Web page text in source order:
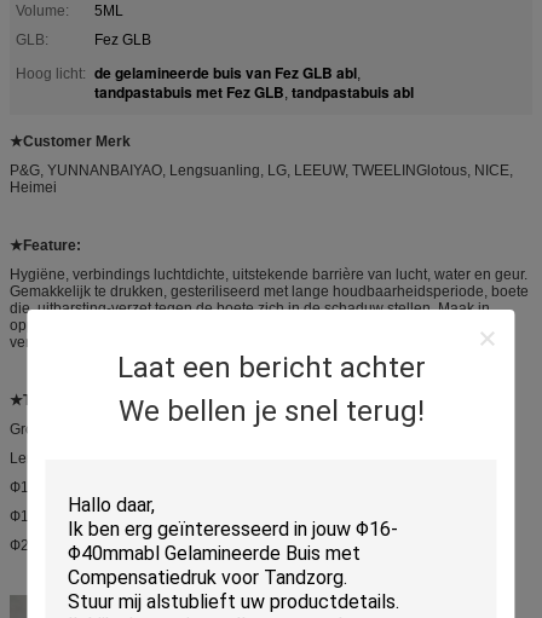
Laat een bericht achter
We bellen je snel terug!
Volume:
5ML
GLB:
Fez GLB
Hoog licht: de gelamineerde buis van Fez GLB abl,
tandpastabuis met Fez GLB, tandpastabuis abl
★Customer Merk
P&G, YUNNANBAIYAO, Lengsuanling, LG, LEEUW, TWEELINGlotous, NICE,
Heimei
★Feature:
Hygiëne, verbindings luchtdichte, uitstekende barrière van lucht, water en geur.
Gemakkelijk te drukken, gesteriliseerd met lange houdbaarheidsperiode, boete
die, uitbarsting-verzet tegen de boete zich in de schaduw stellen. Maak in
oppervlakte, gekleurde rijken, gemakkelijke overdracht glad, vervul de
verschillende de industrievereisten.
★Tube diameter en dikte (Φ: Diameter μ: Dikte)
Grootte: Ф12.7, Ф16, Ф19, Ф22, Ф25, Ф28, Ф30, Ф32, Ф34, Ф35, Ф38, Ф40
Lengte:
Ф12.7: 45mm70mm
Ф16-Ф19: 65mm110mm
Ф22-Ф40: 85mm194mm